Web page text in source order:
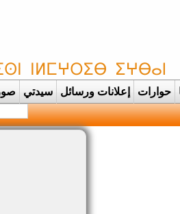
حوارات إعلانات ورسائل سيدتي